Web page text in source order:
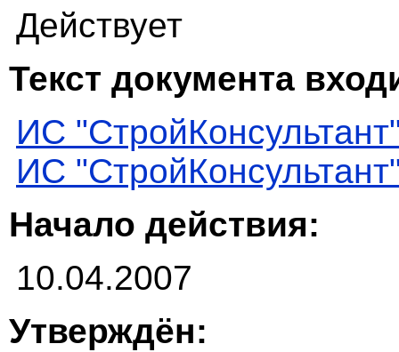
Действует
Текст документа
ИС
ИС
Начало действия:
10.04.2007
Утверждён: